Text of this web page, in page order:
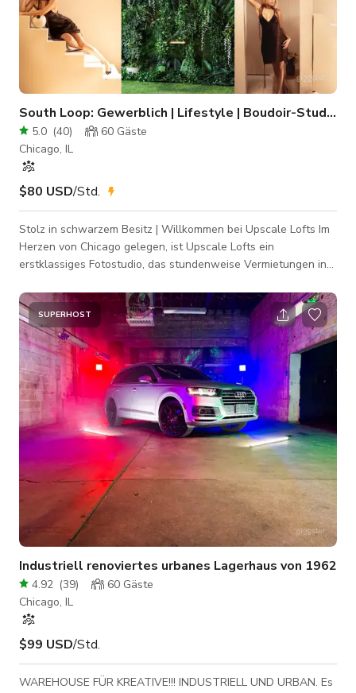
South Loop: Gewerblich | Lifestyle | Boudoir-Studio
5.0 (40) 60 Gäste
Chicago, IL
$80 USD/Std.
Stolz in schwarzem Besitz | Willkommen bei Upscale Lofts Im
Herzen von Chicago gelegen, ist Upscale Lofts ein
erstklassiges Fotostudio, das stundenweise Vermietungen in
Unser Raum wurde mit Eleganz und Funktionalität gestaltet
und verfügt über einen schicken Lounge-Bereich,
atemberaubende Dekorationen und einen spektakulären Blick
auf die Skyline von Chicago – der perfekte Hintergrund für
Fotoshootings, Videoaufnahmen und p
SUPERHOST
Industriell renoviertes urbanes Lagerhaus von 1962
4.92 (39) 60 Gäste
Chicago, IL
$99 USD/Std.
WAREHOUSE FÜR KREATIVE!!! INDUSTRIELL UND URBAN. Es